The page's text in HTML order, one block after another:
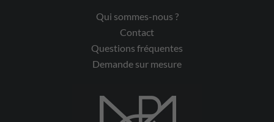
Qui sommes-nous ?
Contact
Questions fréquentes
Demande sur mesure